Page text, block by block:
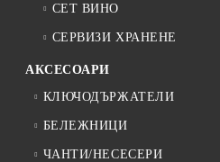
СЕТ ВИНО
СЕРВИЗИ ХРАНЕНЕ
АКСЕСОАРИ
КЛЮЧОДЪРЖАТЕЛИ
БЕЛЕЖНИЦИ
ЧАНТИ/НЕСЕСЕРИ